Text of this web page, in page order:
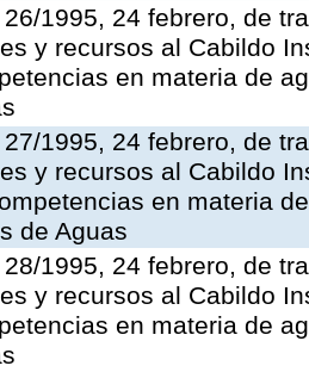
1995, 24 febrero, de
y recursos al Cabildo
en materia de
1995, 24 febrero, de
y recursos al Cabildo
en materia
de Aguas
1995, 24 febrero, de
y recursos al Cabildo
en materia de